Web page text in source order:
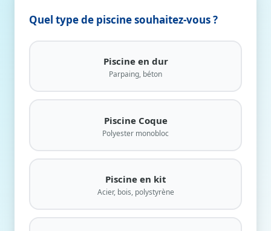
Quel type de piscine souhaitez-vous ?
Piscine en dur
Parpaing, béton
Piscine Coque
Polyester monobloc
Piscine en kit
Acier, bois, polystyrène